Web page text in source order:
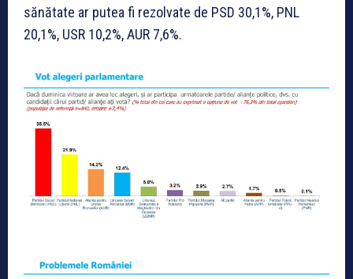
sănătate ar putea fi rezolvate de PSD 30,1%, PNL
20,1%, USR 10,2%, AUR 7,6%.